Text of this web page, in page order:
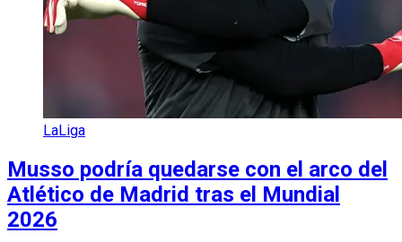
LaLiga
Musso podría quedarse con el arco del
Atlético de Madrid tras el Mundial
2026